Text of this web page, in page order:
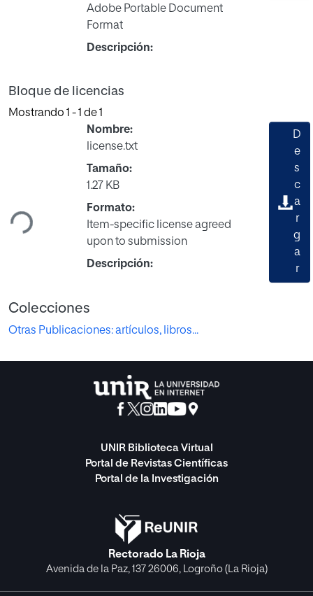
Adobe Portable Document
Format
Descripción:
Bloque de licencias
Mostrando 1 - 1 de 1
Cargando...
Nombre:
license.txt
Tamaño:
1.27 KB
Formato:
Item-specific license agreed
upon to submission
Descripción:
D
e
s
c
a
r
g
a
r
Colecciones
Otras Publicaciones: artículos, libros...
UNIR Biblioteca Virtual
Portal de Revistas Científicas
Portal de la Investigación
Rectorado La Rioja
Avenida de la Paz, 137 26006, Logroño (La Rioja)